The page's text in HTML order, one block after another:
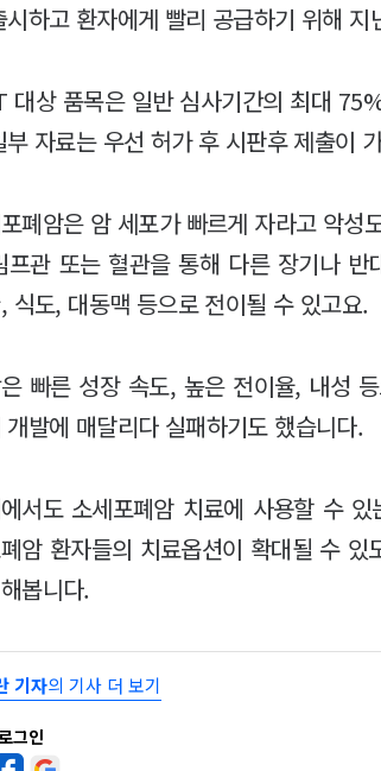
시하고 환자에게 빨리 공급하기 위해
대상 품목은 일반 심사기간의 최대
부 자료는 우선 허가 후 시판후 제출이
폐암은 암 세포가 빠르게 자라고 악
프관 또는 혈관을 통해 다른 장기나
식도, 대동맥 등으로 전이될 수 있고요.
빠른 성장 속도, 높은 전이율, 내성
개발에 매달리다 실패하기도 했습니다.
서도 소세포폐암 치료에 사용할 수
암 환자들의 치료옵션이 확대될 수
봅니다.
기자의 기사 더 보기
그인